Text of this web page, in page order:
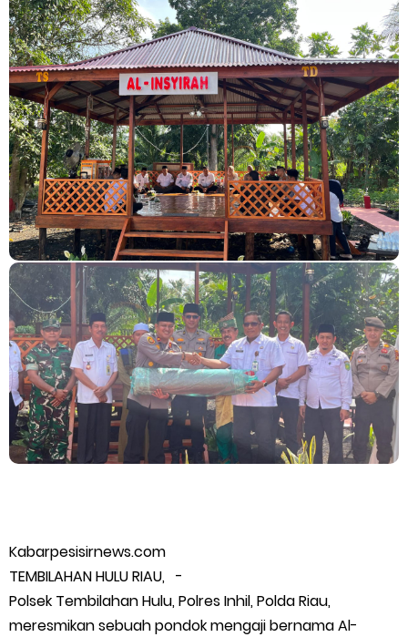
Layangkan Surat Konfirmasi ke PT Arara Abadi.
Meranti 2026, 30 Putra-Putri Terbaik Disiapkan Kibarkan Merah
Putih
Pulihkan Konektivitas Pascabencana, HKI Rampungkan
Penanganan Jalur Lembah Anai dan Malalak
Bupati Asmar Lepas 77 Kontingen Pramuka Meranti Ikuti
Jambore Nasional XII 2026 di Cibubur
Polres Kepulauan Meranti Gelar Ekspedisi Merah Putih" Jalin
Sinergitas dengan Insan Pers, Komunitas dan Mahasiswa
PLN Selat Panjang Minta Maaf, Janji Datangkan Mesin Sewa
PLN: Hentikan Pemadaman dan Beri Kompensasi
FPMP.TB Bersama OPP Teluk Belitung, Dan Perwakilan
Kabarpesisirnews.com
TEMBILAHAN HULU RIAU, -
Polsek Tembilahan Hulu, Polres Inhil, Polda Riau,
meresmikan sebuah pondok mengaji bernama Al-